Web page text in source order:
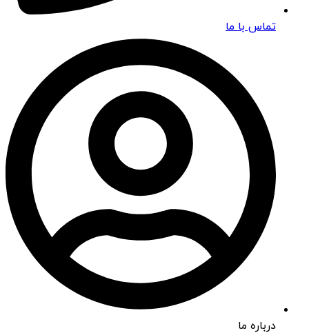
تماس با ما
درباره ما